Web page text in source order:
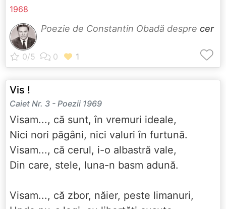
1968
Poezie de Constantin Obadă despre cer
Vis !
Caiet Nr. 3 - Poezii 1969
Visam..., că sunt, în vremuri ideale,
Nici nori păgâni, nici valuri în furtună.
Visam..., că cerul, i-o albastră vale,
Din care, stele, luna-n basm adună.
Visam..., că zbor, năier, peste limanuri,